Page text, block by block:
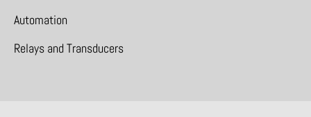
Automation
Relays and Transducers